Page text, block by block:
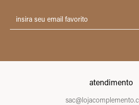
atendimento